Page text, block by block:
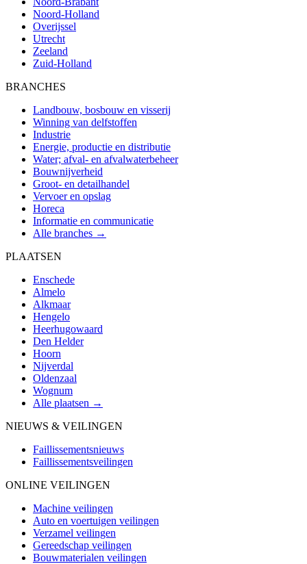
Noord-Holland
Overijssel
Utrecht
Zeeland
Zuid-Holland
BRANCHES
Landbouw, bosbouw en visserij
Winning van delfstoffen
Industrie
Energie, productie en distributie
Water; afval- en afvalwaterbeheer
Bouwnijverheid
Groot- en detailhandel
Vervoer en opslag
Horeca
Informatie en communicatie
Alle branches →
PLAATSEN
Enschede
Almelo
Alkmaar
Hengelo
Heerhugowaard
Den Helder
Hoorn
Nijverdal
Oldenzaal
Wognum
Alle plaatsen →
NIEUWS & VEILINGEN
Faillissementsnieuws
Faillissementsveilingen
ONLINE VEILINGEN
Machine veilingen
Auto en voertuigen veilingen
Verzamel veilingen
Gereedschap veilingen
Bouwmaterialen veilingen